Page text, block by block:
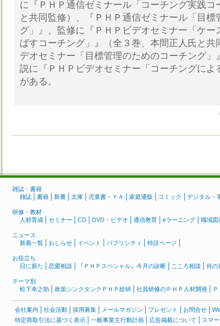
に『ＰＨＰ通信ゼミナール「コーチング実践コ
と共同監修）、『ＰＨＰ通信ゼミナール「目標
グ」』、監修に『ＰＨＰビデオセミナー「ケー
ばすコーチング」』（全３巻、本間正人氏と共
デオセミナー「目標管理のためのコーチング」
説に『ＰＨＰビデオセミナー「コーチングによ
がある。
雑誌・書籍
雑誌
書籍 新書 文庫 児童書・ＹＡ 家庭通販 コミック デジタル・
研修・教材
人材育成
セミナー CD DVD・ビデオ 通信教育 eラーニング 職域図
ニュース
新着一覧
おしらせ イベント パブリシティ 特設ページ
お役立ち
日に新た
恋愛相談 『ＰＨＰスペシャル』今月の診断 こころ相談 何の
テーマ別
松下幸之助
政策シンクタンクＰＨＰ総研 社員研修のＰＨＰ人材開発
会社案内 社会活動 採用募集 メールマガジン プレゼント お問合せ
特定商取引法に基づく表示
一般事業主行動計画 広告掲載について スマ